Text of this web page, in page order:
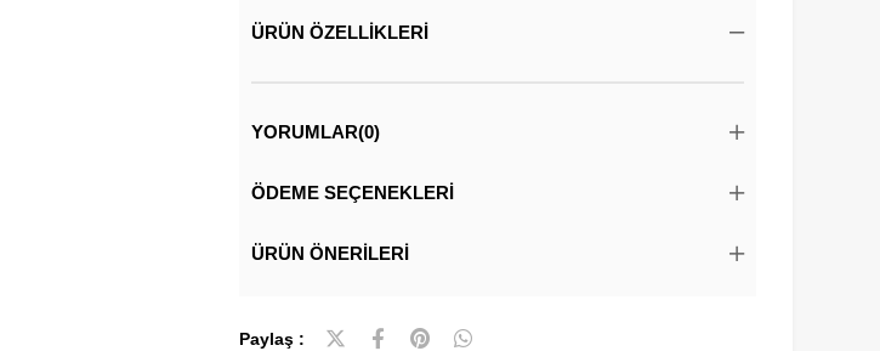
ÜRÜN ÖZELLIKLERI
YORUMLAR(0)
ÖDEME SEÇENEKLERI
ÜRÜN ÖNERILERI
Paylaş :